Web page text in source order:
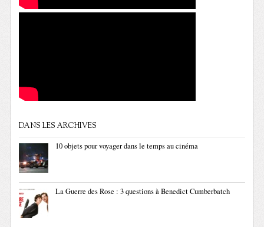
DANS LES ARCHIVES
10 objets pour voyager dans le temps au cinéma
La Guerre des Rose : 3 questions à Benedict Cumberbatch